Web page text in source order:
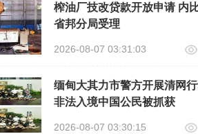
榨油厂技改贷款开放申请 内
省邦分局受理
2026-08-07 03:31:03
缅甸大其力市警方开展清网
非法入境中国公民被抓获
2026-08-07 03:30:15